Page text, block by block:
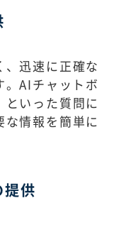
迅速に正確な
AIチャットボ
といった質問に
情報を簡単に
供